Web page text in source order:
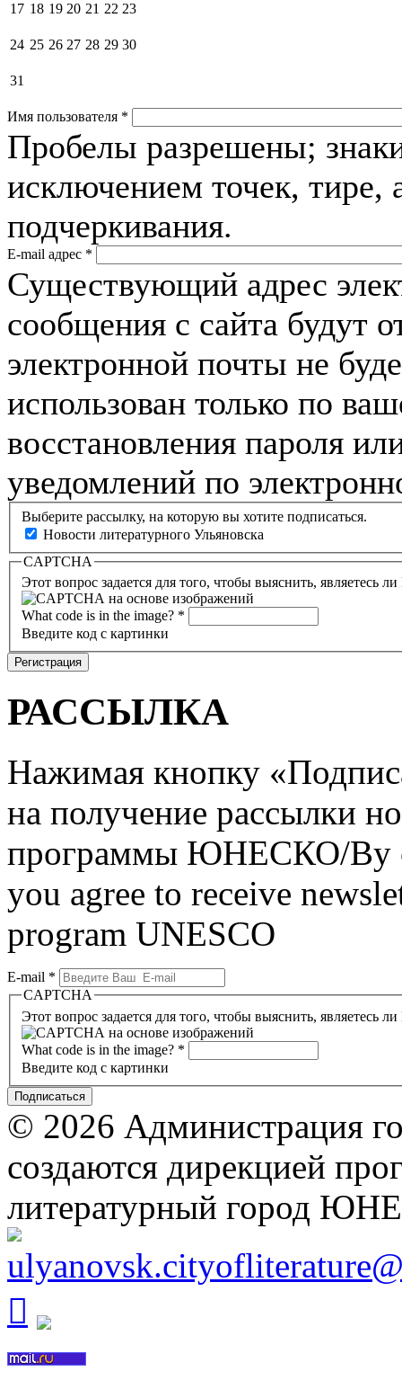
17 18 19 20 21 22 23
24 25 26 27 28 29 30
31
Имя пользователя *
Пробелы разрешены;
исключением точек, тире,
подчеркивания.
E-mail адрес *
Существующий адрес
сообщения с сайта будут
электронной почты не
использован только по
восстановления пароля
уведомлений по
Выберите рассылку, на которую вы хотите подписаться.
Новости литературного Ульяновска
CAPTCHA
Этот вопрос задается для того, чтобы выяснить, являетесь
What code is in the image? *
Введите код с картинки
РАССЫЛКА
Нажимая кнопку
на получение рассылки
программы ЮНЕСКО/By
you agree to receive
program UNESCO
E-mail *
CAPTCHA
Этот вопрос задается для того, чтобы выяснить, являетесь
What code is in the image? *
Введите код с картинки
© 2026 Администрация
создаются дирекцией
литературный город
